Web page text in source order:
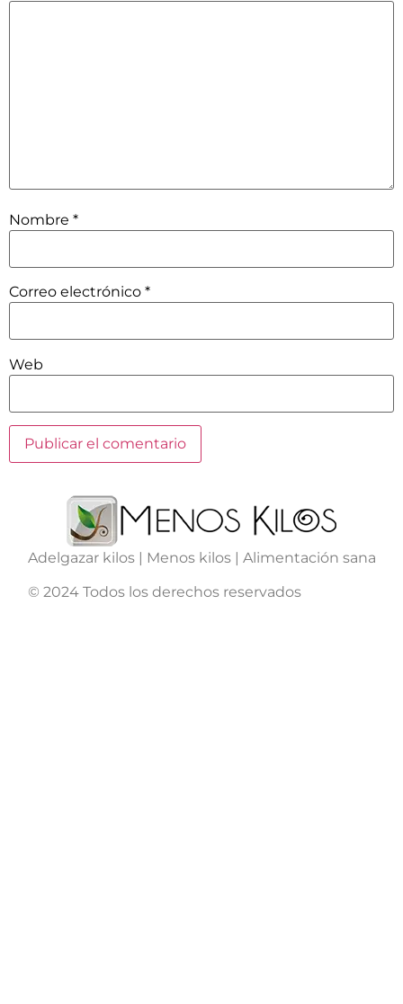
Nombre *
Correo electrónico *
Web
Adelgazar kilos | Menos kilos | Alimentación sana
© 2024 Todos los derechos reservados